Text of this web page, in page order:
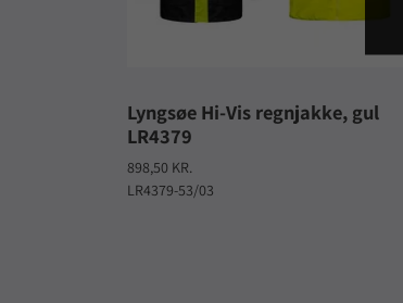
Lyngsøe Hi-Vis regnjakke, gul
LR4379
898,50 KR.
LR4379-53/03